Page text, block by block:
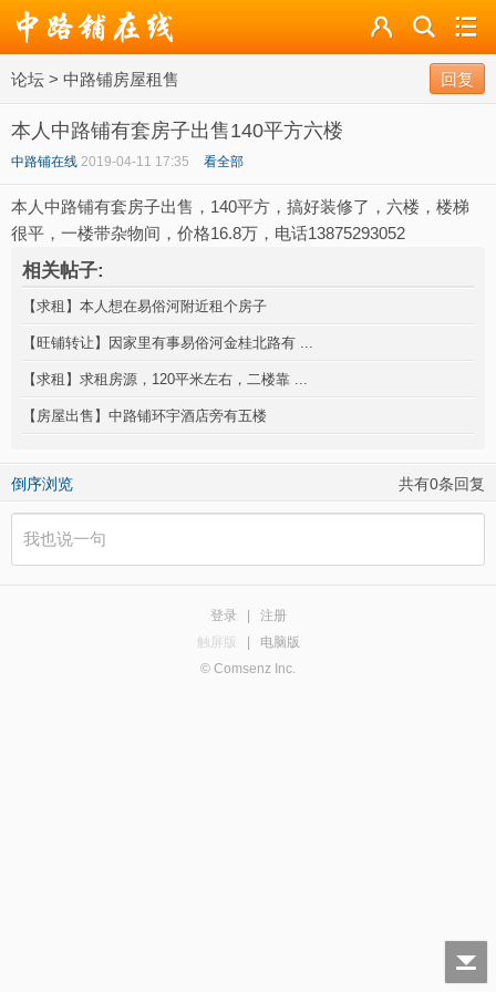
论坛 > 中路铺房屋租售 回复
本人中路铺有套房子出售140平方六楼
中路铺在线 2019-04-11 17:35 看全部
本人中路铺有套房子出售，140平方，搞好装修了，六楼，楼梯
很平，一楼带杂物间，价格16.8万，电话13875293052
相关帖子:
【求租】本人想在易俗河附近租个房子
【旺铺转让】因家里有事易俗河金桂北路有 ...
【求租】求租房源，120平米左右，二楼靠 ...
【房屋出售】中路铺环宇酒店旁有五楼
倒序浏览 共有0条回复
登录
注册
触屏版
电脑版
© Comsenz Inc.
标签
广播